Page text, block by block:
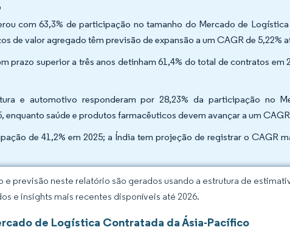
com 63,3% de participação no tamanho do Mercado de
de valor agregado têm previsão de expansão a um CAGR de 5,22%
prazo superior a três anos detinham 61,4% do total de contratos em
e automotivo responderam por 28,23% da participação no
saúde e produtos farmacêuticos devem avançar a um CAGR
de 41,2% em 2025; a Índia tem projeção de registrar o CAGR
e previsão neste relatório são gerados usando a estrutura de
e insights mais recentes disponíveis até 2026.
de Logística Contratada da Ásia-Pacífico